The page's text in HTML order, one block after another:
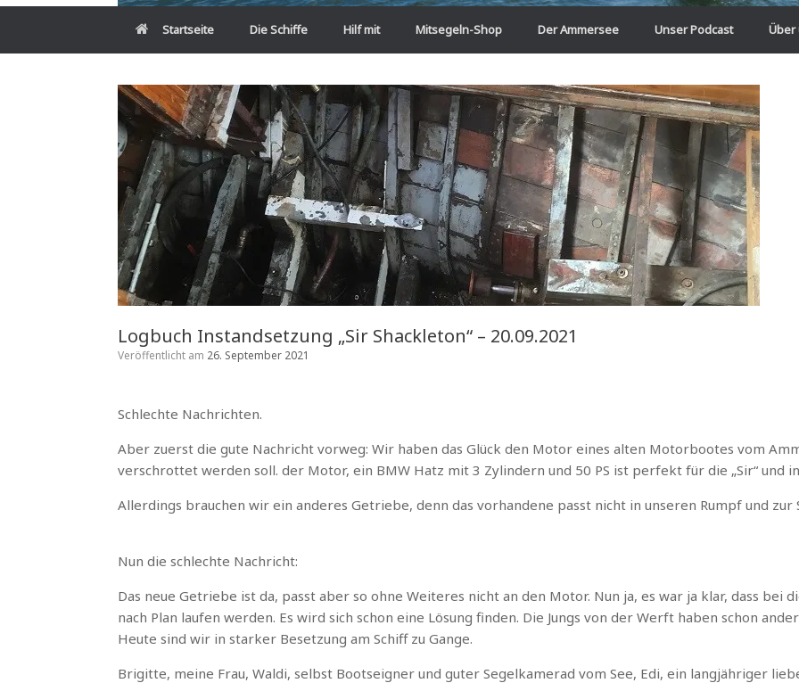
Startseite Die Schiffe Hilf mit Mitsegeln-Shop Der Ammersee Unser Podcast Über
Logbuch Instandsetzung „Sir Shackleton“ – 20.09.2021
Veröffentlicht am 26. September 2021
Schlechte Nachrichten.
Aber zuerst die gute Nachricht vorweg: Wir haben das Glück den Motor eines alten Motorbootes vom
verschrottet werden soll. der Motor, ein BMW Hatz mit 3 Zylindern und 50 PS ist perfekt für die „Sir“ und
Allerdings brauchen wir ein anderes Getriebe, denn das vorhandene passt nicht in unseren Rumpf und zur
Nun die schlechte Nachricht:
Das neue Getriebe ist da, passt aber so ohne Weiteres nicht an den Motor. Nun ja, es war ja klar, dass bei
nach Plan laufen werden. Es wird sich schon eine Lösung finden. Die Jungs von der Werft haben schon
Heute sind wir in starker Besetzung am Schiff zu Gange.
Brigitte, meine Frau, Waldi, selbst Bootseigner und guter Segelkamerad vom See, Edi, ein langjähriger